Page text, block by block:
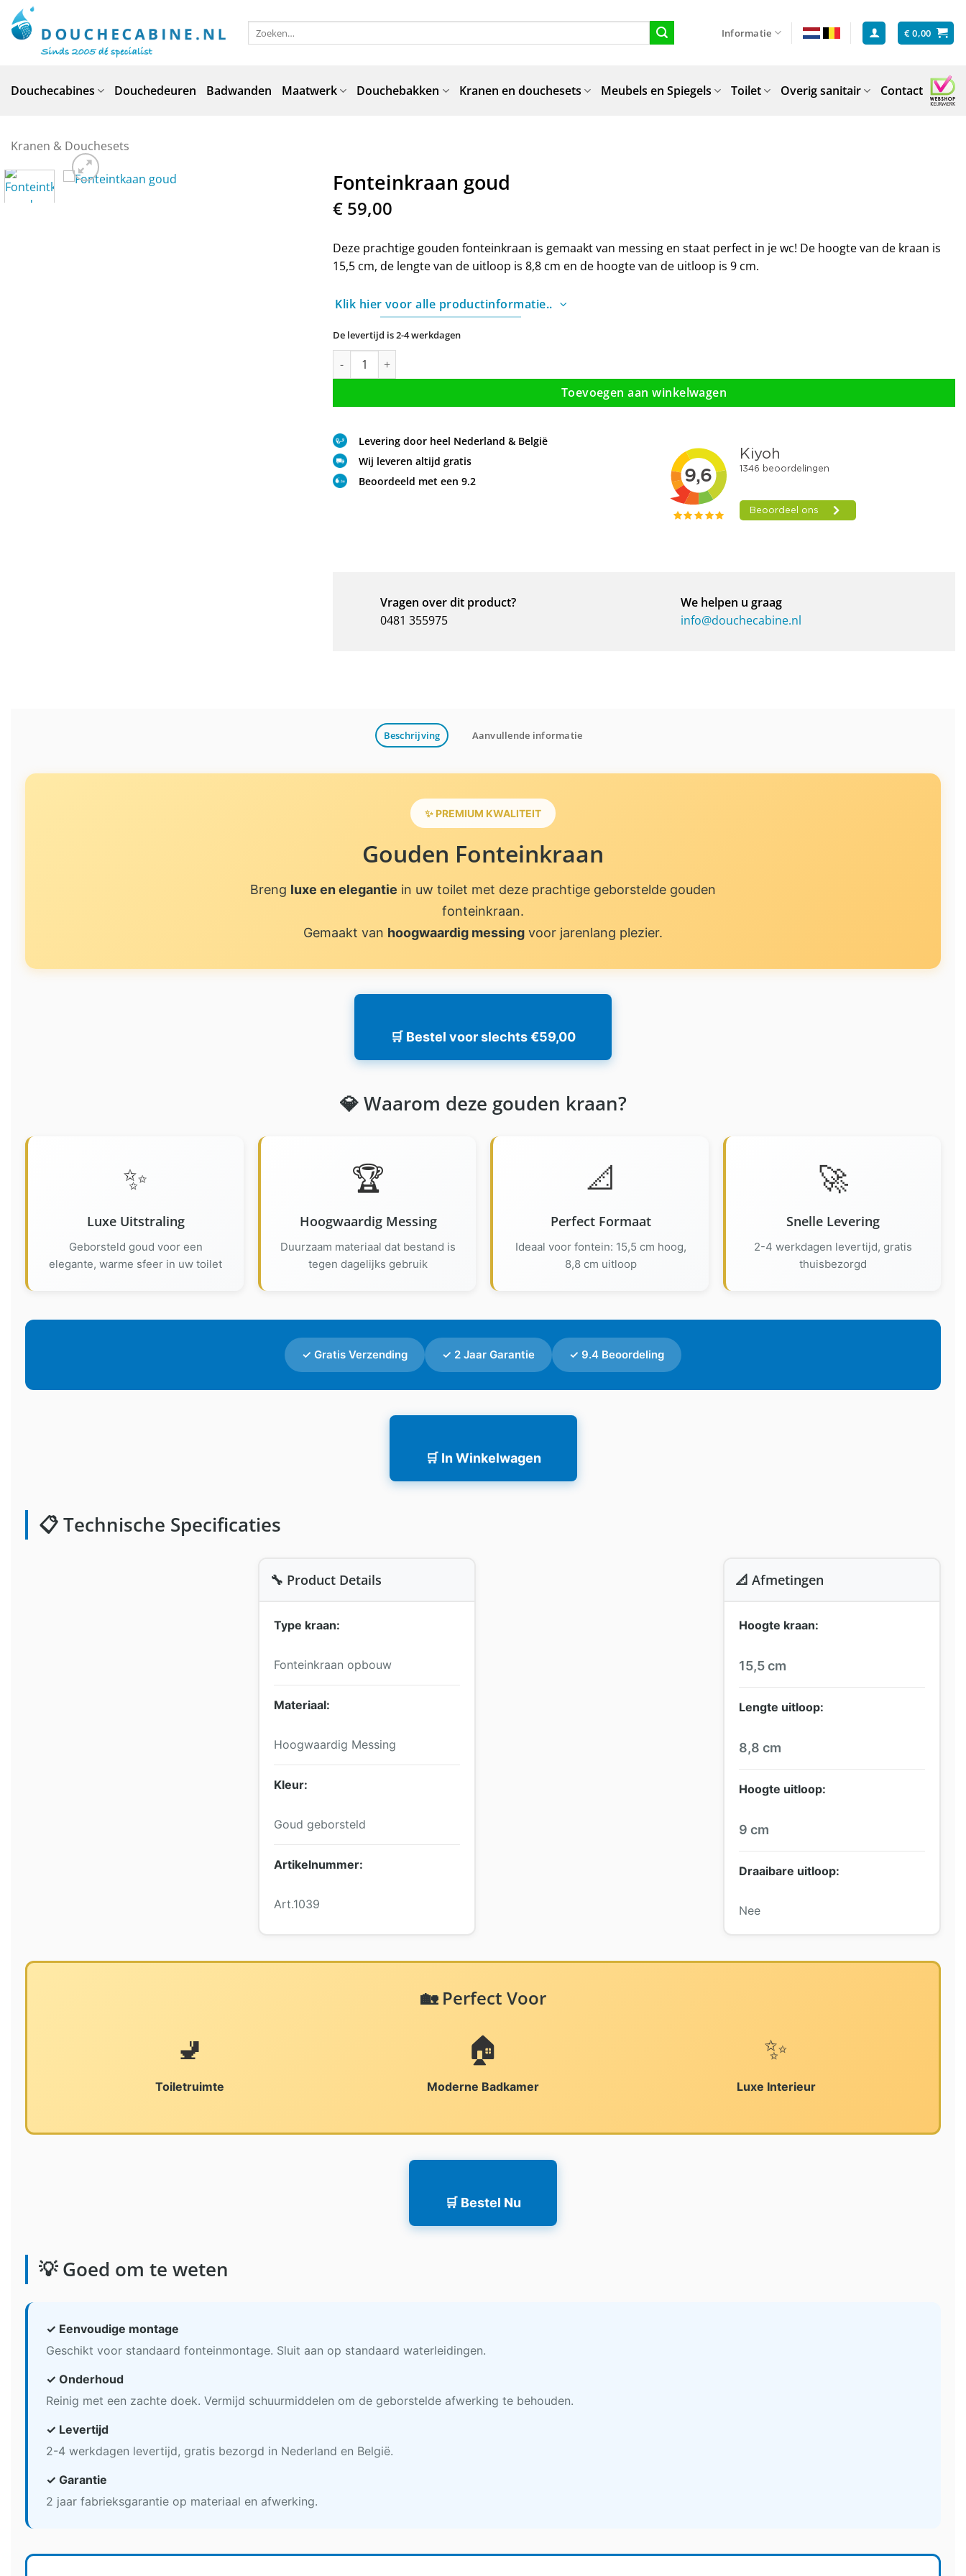
naar
inhoud
Zoeken
naar:
Informatie €0,00
Douchecabines Douchedeuren Badwanden Maatwerk Douchebakken Kranen en douchesets Meubels en Spiegels Toilet Overig sanitair Contact
Kranen & Douchesets
Fonteinkraan goud
€ 59,00
Deze prachtige gouden fonteinkraan is gemaakt van messing en staat perfect in je wc! De hoogte van de kraan is
15,5 cm, de lengte van de uitloop is 8,8 cm en de hoogte van de uitloop is 9 cm.
Klik hier voor alle productinformatie..
De levertijd is 2-4 werkdagen
Fonteinkraan goud aantal
Toevoegen aan winkelwagen
Levering door heel Nederland & België
Wij leveren altijd gratis
Beoordeeld met een 9.2
Vragen over dit product?
0481 355975
We helpen u graag
info@douchecabine.nl
Beschrijving Aanvullende informatie
✨ PREMIUM KWALITEIT
Gouden Fonteinkraan
Breng luxe en elegantie in uw toilet met deze prachtige geborstelde gouden
fonteinkraan.
Gemaakt van hoogwaardig messing voor jarenlang plezier.
🛒 Bestel voor slechts €59,00
💎 Waarom deze gouden kraan?
✨
Luxe Uitstraling
Geborsteld goud voor een
elegante, warme sfeer in uw toilet
🏆
Hoogwaardig Messing
Duurzaam materiaal dat bestand is
tegen dagelijks gebruik
📐
Perfect Formaat
Ideaal voor fontein: 15,5 cm hoog,
8,8 cm uitloop
🚀
Snelle Levering
2-4 werkdagen levertijd, gratis
thuisbezorgd
✓ Gratis Verzending ✓ 2 Jaar Garantie ✓ 9.4 Beoordeling
🛒 In Winkelwagen
📋 Technische Specificaties
🔧 Product Details
Type kraan:
Fonteinkraan opbouw
Materiaal:
Hoogwaardig Messing
Kleur:
Goud geborsteld
Artikelnummer:
Art.1039
📐 Afmetingen
Hoogte kraan:
15,5 cm
Lengte uitloop:
8,8 cm
Hoogte uitloop:
9 cm
Draaibare uitloop:
Nee
🏡 Perfect Voor
🚽
Toiletruimte
🏠
Moderne Badkamer
✨
Luxe Interieur
🛒 Bestel Nu
💡 Goed om te weten
✓ Eenvoudige montage
Geschikt voor standaard fonteinmontage. Sluit aan op standaard waterleidingen.
✓ Onderhoud
Reinig met een zachte doek. Vermijd schuurmiddelen om de geborstelde afwerking te behouden.
✓ Levertijd
2-4 werkdagen levertijd, gratis bezorgd in Nederland en België.
✓ Garantie
2 jaar fabrieksgarantie op materiaal en afwerking.